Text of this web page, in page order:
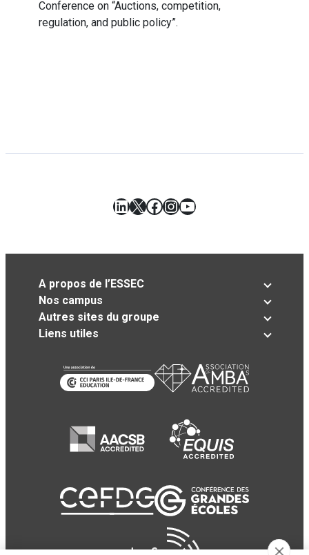
Conference on “Auctions, competition,
regulation, and public policy”.
LinkedIn
X Facebook
Instagram
YouTube
A propos de l’ESSEC
Nos campus
Autres sites du groupe
Liens utiles